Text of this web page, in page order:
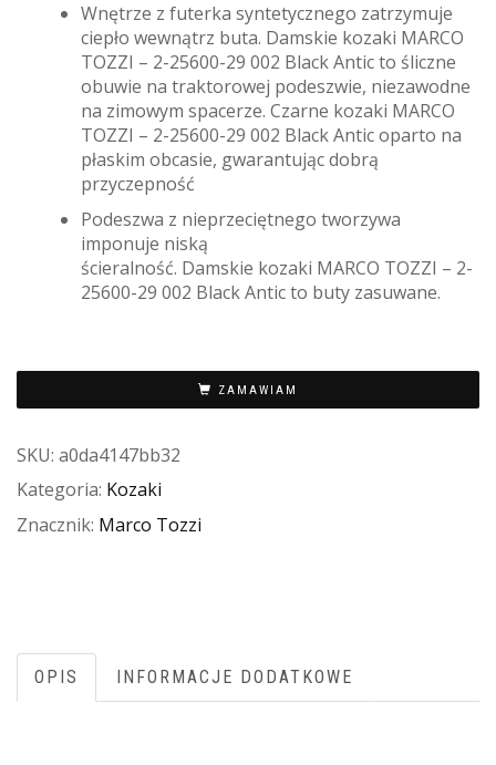
Wnętrze z futerka syntetycznego zatrzymuje
ciepło wewnątrz buta. Damskie kozaki MARCO
TOZZI – 2-25600-29 002 Black Antic to śliczne
obuwie na traktorowej podeszwie, niezawodne
na zimowym spacerze. Czarne kozaki MARCO
TOZZI – 2-25600-29 002 Black Antic oparto na
płaskim obcasie, gwarantując dobrą
przyczepność
Podeszwa z nieprzeciętnego tworzywa
imponuje niską
ścieralność. Damskie kozaki MARCO TOZZI – 2-
25600-29 002 Black Antic to buty zasuwane.
ZAMAWIAM
SKU: a0da4147bb32
Kategoria: Kozaki
Znacznik: Marco Tozzi
OPIS INFORMACJE DODATKOWE